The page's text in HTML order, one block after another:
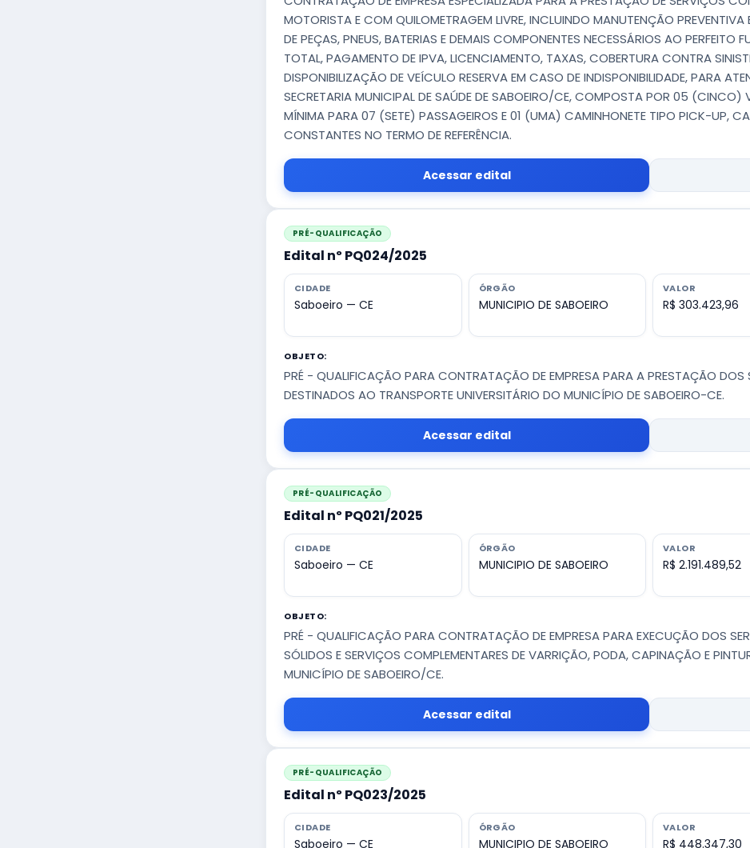
MOTORISTA E COM QUILOMETRAGEM LIVRE, INCLUINDO MANUTENÇÃO
DE PEÇAS, PNEUS, BATERIAS E DEMAIS COMPONENTES NECESSÁRIOS AO PERFEITO
TOTAL, PAGAMENTO DE IPVA, LICENCIAMENTO, TAXAS, COBERTURA CONTRA
DISPONIBILIZAÇÃO DE VEÍCULO RESERVA EM CASO DE INDISPONIBILIDADE, PARA
SECRETARIA MUNICIPAL DE SAÚDE DE SABOEIRO/CE, COMPOSTA POR 05 (CINCO)
MÍNIMA PARA 07 (SETE) PASSAGEIROS E 01 (UMA) CAMINHONETE TIPO PICK-UP,
CONSTANTES NO TERMO DE REFERÊNCIA.
Acessar edital
PRÉ-QUALIFICAÇÃO
Edital nº PQ024/2025
CIDADE
Saboeiro — CE
ÓRGÃO
MUNICIPIO DE SABOEIRO
VALOR
R$ 303.423,96
OBJETO:
PRÉ - QUALIFICAÇÃO PARA CONTRATAÇÃO DE EMPRESA PARA A PRESTAÇÃO DOS
DESTINADOS AO TRANSPORTE UNIVERSITÁRIO DO MUNICÍPIO DE SABOEIRO-CE.
Acessar edital
PRÉ-QUALIFICAÇÃO
Edital nº PQ021/2025
CIDADE
Saboeiro — CE
ÓRGÃO
MUNICIPIO DE SABOEIRO
VALOR
R$ 2.191.489,52
OBJETO:
PRÉ - QUALIFICAÇÃO PARA CONTRATAÇÃO DE EMPRESA PARA EXECUÇÃO DOS
SÓLIDOS E SERVIÇOS COMPLEMENTARES DE VARRIÇÃO, PODA, CAPINAÇÃO E
MUNICÍPIO DE SABOEIRO/CE.
Acessar edital
PRÉ-QUALIFICAÇÃO
Edital nº PQ023/2025
CIDADE
Saboeiro — CE
ÓRGÃO
MUNICIPIO DE SABOEIRO
VALOR
R$ 448.347,30